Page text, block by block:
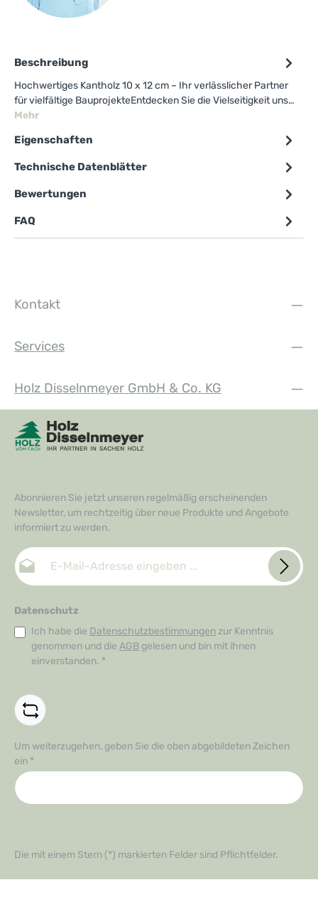
Beschreibung
Hochwertiges Kantholz 10 x 12 cm – Ihr verlässlicher Partner
für vielfältige BauprojekteEntdecken Sie die Vielseitigkeit uns…
Mehr
Eigenschaften
Technische Datenblätter
Bewertungen
FAQ
Kontakt
Services
Holz Disselnmeyer GmbH & Co. KG
Abonnieren Sie jetzt unseren regelmäßig erscheinenden
Newsletter, um rechtzeitig über neue Produkte und Angebote
informiert zu werden.
E-Mail-Adresse*
Datenschutz
Ich habe die Datenschutzbestimmungen zur Kenntnis
genommen und die AGB gelesen und bin mit ihnen
einverstanden. *
Um weiterzugehen, geben Sie die oben abgebildeten Zeichen
ein *
Die mit einem Stern (*) markierten Felder sind Pflichtfelder.